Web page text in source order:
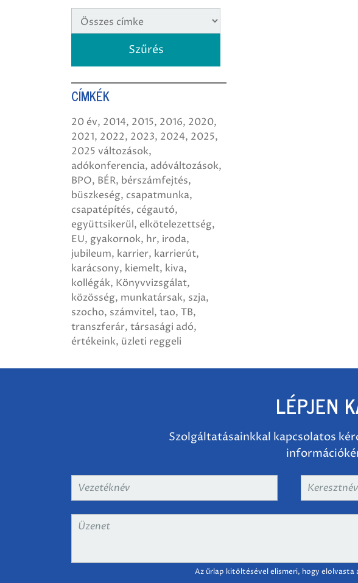
CÍMKÉK
20 év 2014 2015 2016 2020
2021 2022 2023 2024 2025
2025 változások
adókonferencia adóváltozások
BPO BÉR bérszámfejtés
büszkeség csapatmunka
csapatépítés cégautó
együttsikerül elkötelezettség
EU gyakornok hr iroda
jubileum karrier karrierút
karácsony kiemelt kiva
kollégák Könyvvizsgálat
közösség munkatársak szja
szocho számvitel tao TB
transzferár társasági adó
értékeink üzleti reggeli
LÉPJEN
Szolgáltatásainkkal kapcsolatos
Vezetéknév Keresztnév
Üzenet
Az űrlap kitöltésével elismeri, hogy